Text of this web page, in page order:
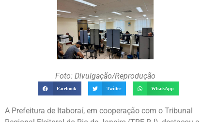
Foto: Divulgação/Reprodução
Facebook Twitter WhatsApp
A Prefeitura de Itaboraí, em cooperação com o Tribunal